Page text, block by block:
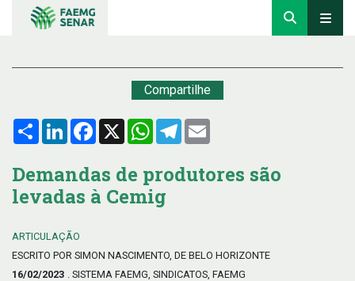
Compartilhe
Compartilhar
LinkedInFacebook
X WhatsApp
Telegram
Demandas de produtores são
levadas à Cemig
ARTICULAÇÃO
ESCRITO POR SIMON NASCIMENTO, DE BELO HORIZONTE
16/02/2023 . SISTEMA FAEMG, SINDICATOS, FAEMG